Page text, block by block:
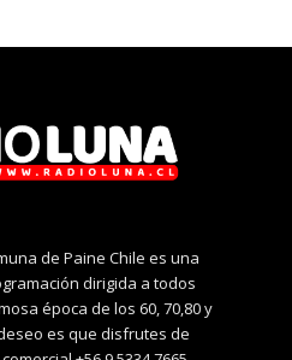
de Paine Chile es una
dirigida a todos
época de los 60, 70,80 y
es que disfrutes de